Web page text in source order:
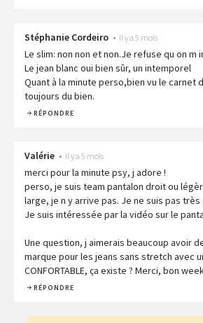
Stéphanie Cordeiro • Il y a 5 mois
Le slim: non non et non.Je refuse qu on m
Le jean blanc oui bien sûr, un intemporel
Quant à la minute perso,bien vu le carnet
toujours du bien.
RÉPONDRE
Valérie • Il y a 5 mois
merci pour la minute psy, j adore !
perso, je suis team pantalon droit ou
large, je n y arrive pas. Je ne suis pas très
Je suis intéressée par la vidéo sur le
Une question, j aimerais beaucoup avoir
marque pour les jeans sans stretch avec
CONFORTABLE, ça existe ? Merci, bon
RÉPONDRE